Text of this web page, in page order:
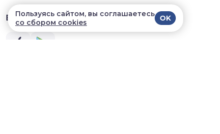
В приложении удобнее!
Пользуясь сайтом, вы соглашаетесь
со сбором cookies
OK